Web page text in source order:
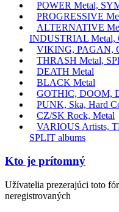
POWER Metal,
PROGRESSIVE
ALTERNATIVE
INDUSTRIAL Metal,
VIKING, PAGAN,
THRASH Metal,
DEATH Metal
BLACK Metal
GOTHIC, DOOM,
PUNK, Ska, Hard
CZ/SK Rock, Metal
VARIOUS Artists,
SPLIT albums
Kto je prítomný
Užívatelia prezerajúci toto
neregistrovaných